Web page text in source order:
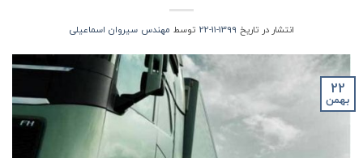
انتشار در تاریخ 1399-11-22 توسط مهندس سیروان اسماعیلی
22
بهمن